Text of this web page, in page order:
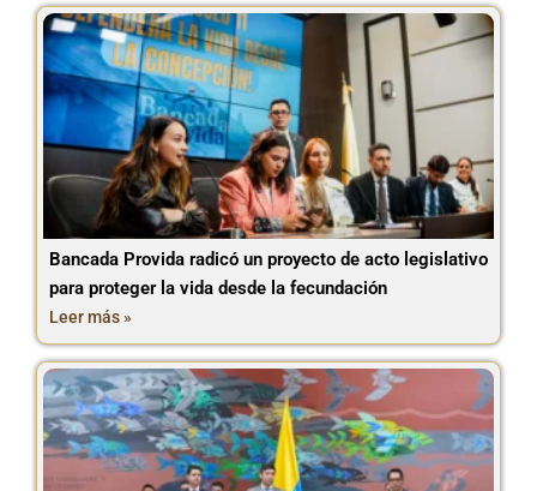
Bancada Provida radicó un proyecto de acto legislativo
para proteger la vida desde la fecundación
Leer más »